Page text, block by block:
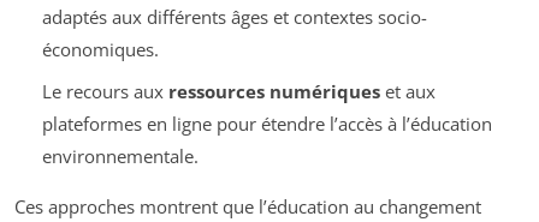
adaptés aux différents âges et contextes socio-
économiques.
Le recours aux ressources numériqueset aux
plateformes en ligne pour étendre l’accès à l’éducation
environnementale.
Ces approches montrent que l’éducation au changement